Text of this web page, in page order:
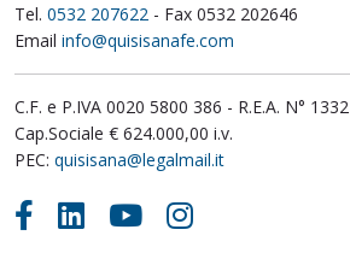
Tel. 0532 207622 - Fax 0532 202646
Email info@quisisanafe.com
C.F. e P.IVA 0020 5800 386 - R.E.A. N° 1332
Cap.Sociale € 624.000,00 i.v.
PEC: quisisana@legalmail.it